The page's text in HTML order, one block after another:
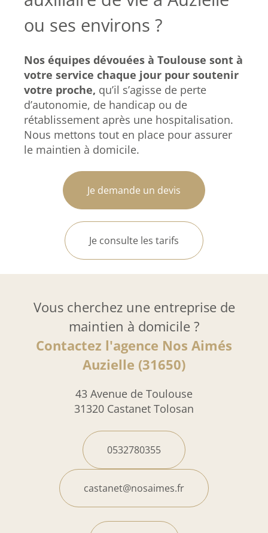
ou ses environs ?
Nos équipes dévouées à Toulouse sont à
votre service chaque jour pour soutenir
votre proche, qu’il s’agisse de perte
d’autonomie, de handicap ou de
rétablissement après une hospitalisation.
Nous mettons tout en place pour assurer
le maintien à domicile.
Je demande un devis
Je consulte les tarifs
Vous cherchez une entreprise de
maintien à domicile ?
Contactez l'agence Nos Aimés
Auzielle (31650)
43 Avenue de Toulouse
31320 Castanet Tolosan
0532780355
castanet@nosaimes.fr